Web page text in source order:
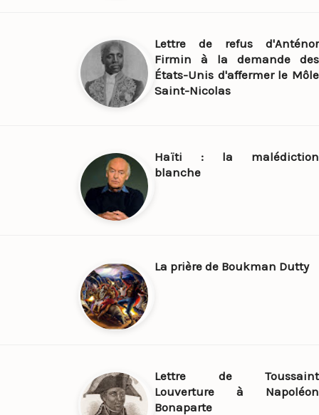
Lettre de refus d'Anténor
Firmin à la demande des
États-Unis d'affermer le Môle
Saint-Nicolas
Haïti : la malédiction
blanche
La prière de Boukman Dutty
Lettre de Toussaint
Louverture à Napoléon
Bonaparte